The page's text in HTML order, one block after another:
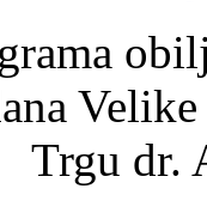
Trgu dr.